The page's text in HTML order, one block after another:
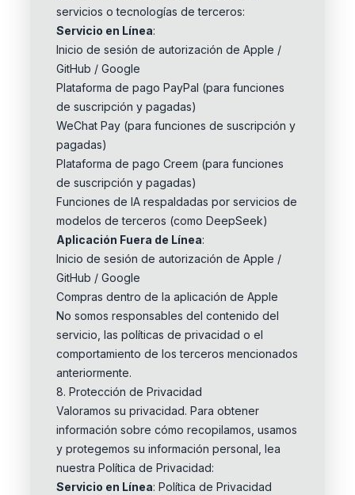
servicios o tecnologías de terceros:
Servicio en Línea:
Inicio de sesión de autorización de Apple /
GitHub / Google
Plataforma de pago PayPal (para funciones
de suscripción y pagadas)
WeChat Pay (para funciones de suscripción y
pagadas)
Plataforma de pago Creem (para funciones
de suscripción y pagadas)
Funciones de IA respaldadas por servicios de
modelos de terceros (como DeepSeek)
Aplicación Fuera de Línea:
Inicio de sesión de autorización de Apple /
GitHub / Google
Compras dentro de la aplicación de Apple
No somos responsables del contenido del
servicio, las políticas de privacidad o el
comportamiento de los terceros mencionados
anteriormente.
8. Protección de Privacidad
Valoramos su privacidad. Para obtener
información sobre cómo recopilamos, usamos
y protegemos su información personal, lea
nuestra Política de Privacidad:
Servicio en Línea:Política de Privacidad